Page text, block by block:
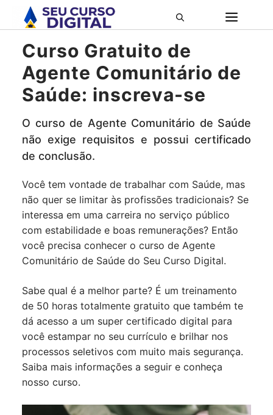
para
conteúdoCurso Gratuito de
Agente Comunitário de
Saúde: inscreva-se
O curso de Agente Comunitário de Saúde
não exige requisitos e possui certificado
de conclusão.
Você tem vontade de trabalhar com Saúde, mas
não quer se limitar às profissões tradicionais? Se
interessa em uma carreira no serviço público
com estabilidade e boas remunerações? Então
você precisa conhecer o curso de Agente
Comunitário de Saúde do Seu Curso Digital.
Sabe qual é a melhor parte? É um treinamento
de 50 horas totalmente gratuito que também te
dá acesso a um super certificado digital para
você estampar no seu currículo e brilhar nos
processos seletivos com muito mais segurança.
Saiba mais informações a seguir e conheça
nosso curso.